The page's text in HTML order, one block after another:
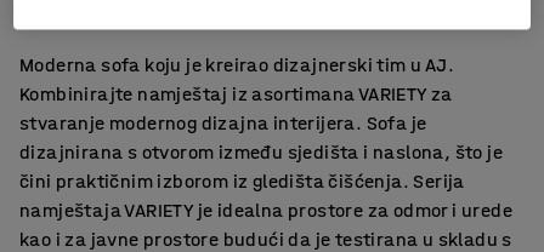
Moderna sofa koju je kreirao dizajnerski tim u AJ.
Kombinirajte namještaj iz asortimana VARIETY za
stvaranje modernog dizajna interijera. Sofa je
dizajnirana s otvorom između sjedišta i naslona, što je
čini praktičnim izborom iz gledišta čišćenja. Serija
namještaja VARIETY je idealna prostore za odmor i urede
kao i za javne prostore budući da je testirana u skladu s